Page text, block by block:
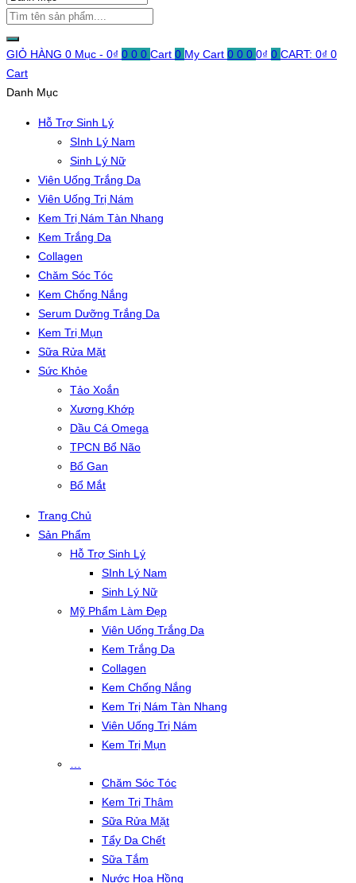
GIỎ HÀNG 0 Mục - 0₫ 0 0 0 Cart 0 My Cart 0 0 0 0₫ 0 CART: 0₫ 0
Cart
Danh Mục
Hỗ Trợ Sinh Lý
SInh Lý Nam
Sinh Lý Nữ
Viên Uống Trắng Da
Viên Uống Trị Nám
Kem Trị Nám Tàn Nhang
Kem Trắng Da
Collagen
Chăm Sóc Tóc
Kem Chống Nắng
Serum Dưỡng Trắng Da
Kem Trị Mụn
Sữa Rửa Mặt
Sức Khỏe
Tảo Xoắn
Xương Khớp
Dầu Cá Omega
TPCN Bổ Não
Bổ Gan
Bổ Mắt
Trang Chủ
Sản Phẩm
Hỗ Trợ Sinh Lý
SInh Lý Nam
Sinh Lý Nữ
Mỹ Phẩm Làm Đẹp
Viên Uống Trắng Da
Kem Trắng Da
Collagen
Kem Chống Nắng
Kem Trị Nám Tàn Nhang
Viên Uống Trị Nám
Kem Trị Mụn
Chăm Sóc Tóc
Kem Trị Thâm
Sữa Rửa Mặt
Tẩy Da Chết
Sữa Tắm
Nước Hoa Hồng